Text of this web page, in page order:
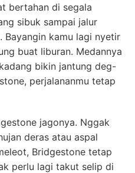
bertahan di segala
sibuk sampai jalur
Bayangin kamu lagi nyetir
buat liburan. Medannya
bikin jantung deg-
perjalananmu tetap
jagonya. Nggak
deras atau aspal
Bridgestone tetap
perlu lagi takut selip di